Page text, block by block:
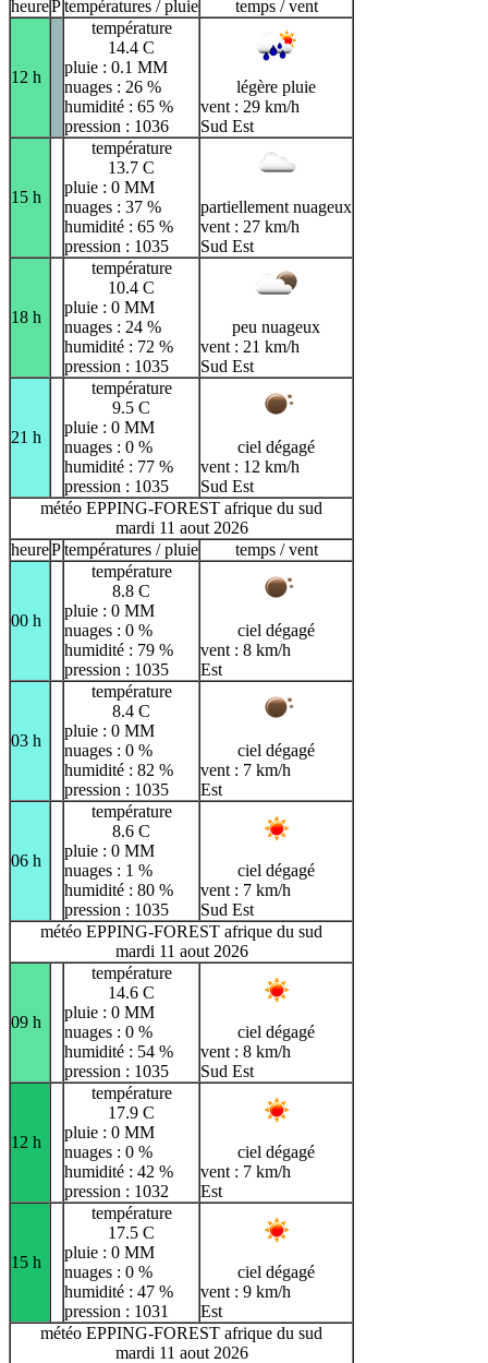
heurePtempératures / pluie temps / vent
12 h
température
14.4 C
pluie : 0.1 MM
nuages : 26 %
humidité : 65 %
pression : 1036
légère pluie
vent : 29 km/h
Sud Est
15 h
température
13.7 C
pluie : 0 MM
nuages : 37 %
humidité : 65 %
pression : 1035
partiellement nuageux
vent : 27 km/h
Sud Est
18 h
température
10.4 C
pluie : 0 MM
nuages : 24 %
humidité : 72 %
pression : 1035
peu nuageux
vent : 21 km/h
Sud Est
21 h
température
9.5 C
pluie : 0 MM
nuages : 0 %
humidité : 77 %
pression : 1035
ciel dégagé
vent : 12 km/h
Sud Est
météo EPPING-FOREST afrique du sud
mardi 11 aout 2026
heurePtempératures / pluie temps / vent
00 h
température
8.8 C
pluie : 0 MM
nuages : 0 %
humidité : 79 %
pression : 1035
ciel dégagé
vent : 8 km/h
Est
03 h
température
8.4 C
pluie : 0 MM
nuages : 0 %
humidité : 82 %
pression : 1035
ciel dégagé
vent : 7 km/h
Est
06 h
température
8.6 C
pluie : 0 MM
nuages : 1 %
humidité : 80 %
pression : 1035
ciel dégagé
vent : 7 km/h
Sud Est
météo EPPING-FOREST afrique du sud
mardi 11 aout 2026
09 h
température
14.6 C
pluie : 0 MM
nuages : 0 %
humidité : 54 %
pression : 1035
ciel dégagé
vent : 8 km/h
Sud Est
12 h
température
17.9 C
pluie : 0 MM
nuages : 0 %
humidité : 42 %
pression : 1032
ciel dégagé
vent : 7 km/h
Est
15 h
température
17.5 C
pluie : 0 MM
nuages : 0 %
humidité : 47 %
pression : 1031
ciel dégagé
vent : 9 km/h
Est
météo EPPING-FOREST afrique du sud
mardi 11 aout 2026